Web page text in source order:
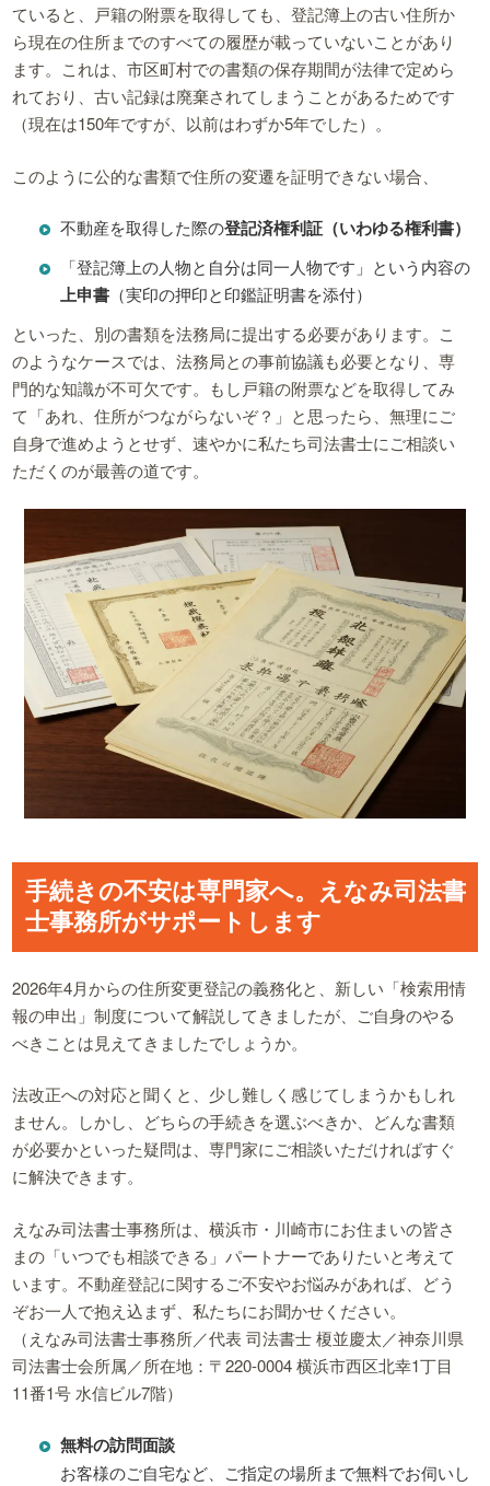
ていると、戸籍の附票を取得しても、登記簿上の古い住所か
ら現在の住所までのすべての履歴が載っていないことがあり
ます。これは、市区町村での書類の保存期間が法律で定めら
れており、古い記録は廃棄されてしまうことがあるためです
（現在は150年ですが、以前はわずか5年でした）。
このように公的な書類で住所の変遷を証明できない場合、
不動産を取得した際の登記済権利証（いわゆる権利書）
「登記簿上の人物と自分は同一人物です」という内容の
上申書 （実印の押印と印鑑証明書を添付）
といった、別の書類を法務局に提出する必要があります。こ
のようなケースでは、法務局との事前協議も必要となり、専
門的な知識が不可欠です。もし戸籍の附票などを取得してみ
て「あれ、住所がつながらないぞ？」と思ったら、無理にご
自身で進めようとせず、速やかに私たち司法書士にご相談い
ただくのが最善の道です。
手続きの不安は専門家へ。えなみ司法書
士事務所がサポートします
2026年4月からの住所変更登記の義務化と、新しい「検索用情
報の申出」制度について解説してきましたが、ご自身のやる
べきことは見えてきましたでしょうか。
法改正への対応と聞くと、少し難しく感じてしまうかもしれ
ません。しかし、どちらの手続きを選ぶべきか、どんな書類
が必要かといった疑問は、専門家にご相談いただければすぐ
に解決できます。
えなみ司法書士事務所は、横浜市・川崎市にお住まいの皆さ
まの「いつでも相談できる」パートナーでありたいと考えて
います。不動産登記に関するご不安やお悩みがあれば、どう
ぞお一人で抱え込まず、私たちにお聞かせください。
（えなみ司法書士事務所／代表 司法書士 榎並慶太／神奈川県
司法書士会所属／所在地：〒220-0004 横浜市西区北幸1丁目
11番1号 水信ビル7階）
無料の訪問面談
お客様のご自宅など、ご指定の場所まで無料でお伺いし